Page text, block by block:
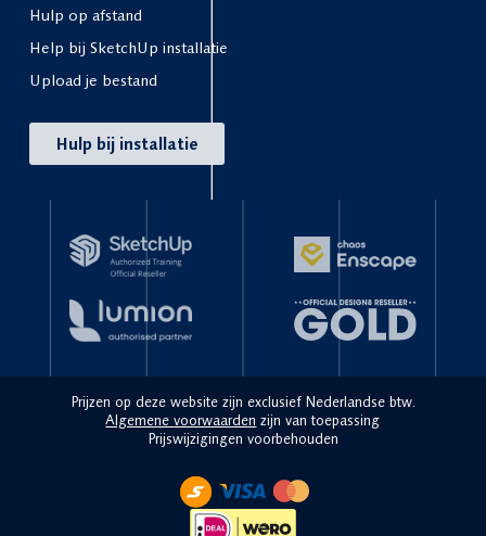
Hulp op afstand
Help bij SketchUp installatie
Upload je bestand
Hulp bij installatie
Prijzen op deze website zijn exclusief Nederlandse btw.
Algemene voorwaarden zijn van toepassing
Prijswijzigingen voorbehouden